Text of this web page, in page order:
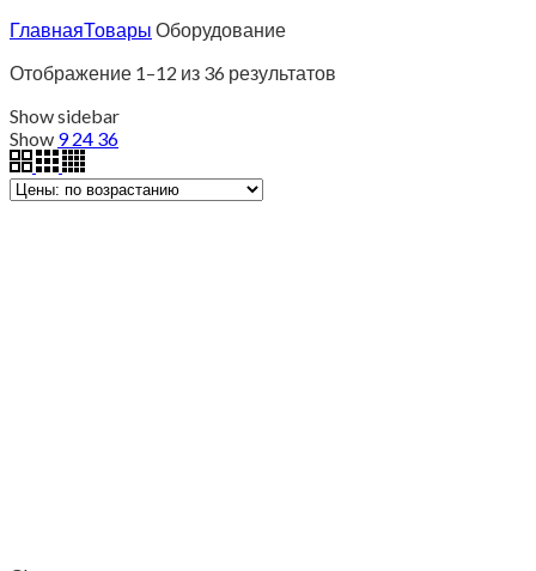
ГлавнаяТовары Оборудование
Отображение 1–12 из 36 результатов
Show sidebar
Show 9 24 36